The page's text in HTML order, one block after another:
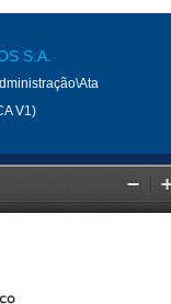
S.A.
V1)